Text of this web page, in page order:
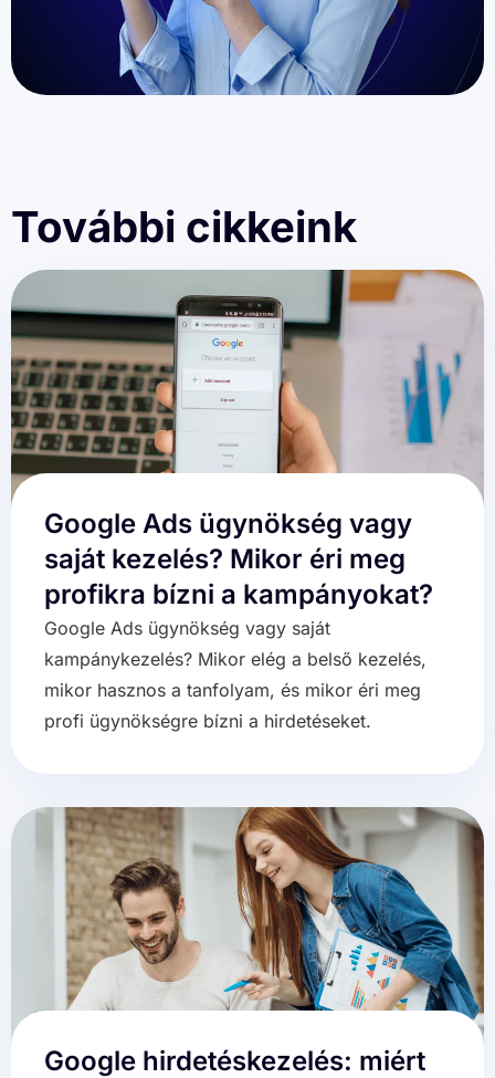
További cikkeink
Google Ads ügynökség vagy
saját kezelés? Mikor éri meg
profikra bízni a kampányokat?
Google Ads ügynökség vagy saját
kampánykezelés? Mikor elég a belső kezelés,
mikor hasznos a tanfolyam, és mikor éri meg
profi ügynökségre bízni a hirdetéseket.
Google hirdetéskezelés: miért